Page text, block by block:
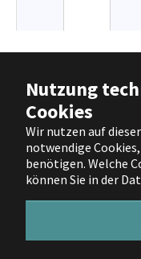
Nutzung
Cookies
Wir nutzen auf
notwendige
benötigen. Welche
können Sie in der
Datenschutz